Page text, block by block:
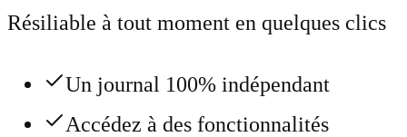
Résiliable à tout moment en quelques clics
Un journal 100% indépendant
Accédez à des fonctionnalités